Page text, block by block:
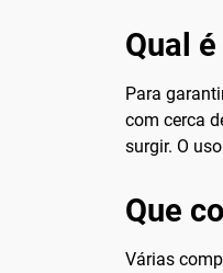
Qual
Para
com cerca
surgir. O
Que
Várias